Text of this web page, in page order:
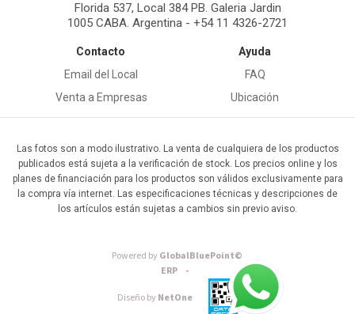
Florida 537, Local 384 PB. Galeria Jardin
1005 CABA. Argentina - +54 11 4326-2721
Contacto
Email del Local
Venta a Empresas
Ayuda
FAQ
Ubicación
Las fotos son a modo ilustrativo. La venta de cualquiera de los productos
publicados está sujeta a la verificación de stock. Los precios online y los
planes de financiación para los productos son válidos exclusivamente para
la compra vía internet. Las especificaciones técnicas y descripciones de
los artículos están sujetas a cambios sin previo aviso.
Powered byGlobalBluePoint©
ERP -
Diseño byNetOne